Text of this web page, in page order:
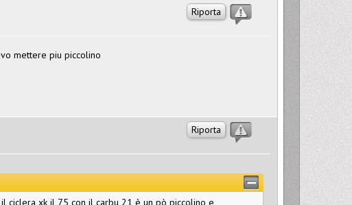
Riporta
mettere piu piccolino
Riporta
ciclera xk il 75 con il carbu 21 è un pò piccolino e